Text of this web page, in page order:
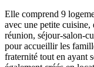
Elle comprend 9
avec une petite
réunion, séjour-salon-
pour accueillir les
fraternité tout en ayant